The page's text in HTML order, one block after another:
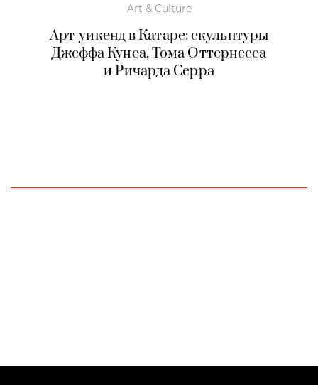
Art & Culture
Арт-уикенд в Катаре: скульптуры
Джеффа Кунса, Тома Оттернесса
и Ричарда Серра